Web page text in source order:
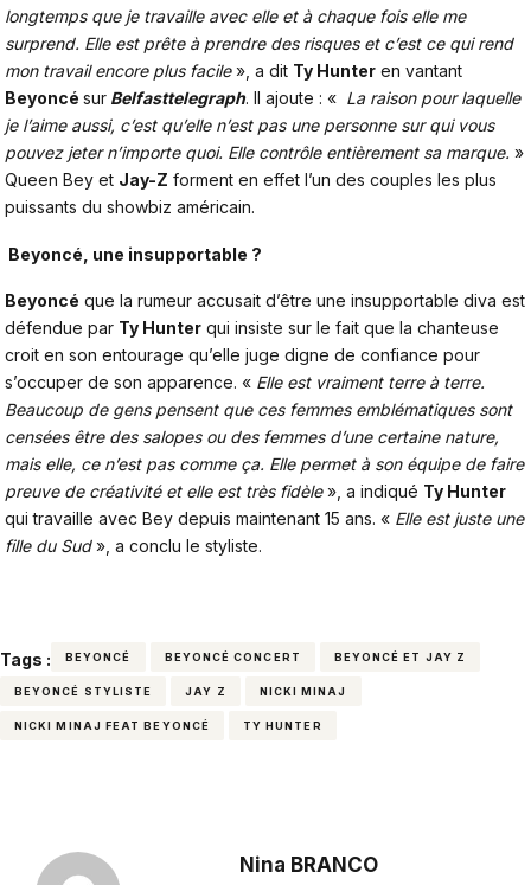
longtemps que je travaille avec elle et à chaque fois elle me
surprend. Elle est prête à prendre des risques et c’est ce qui rend
mon travail encore plus facile», a dit Ty Hunter en vantant
Beyoncé sur Belfasttelegraph. Il ajoute : « La raison pour laquelle
je l’aime aussi, c’est qu’elle n’est pas une personne sur qui vous
pouvez jeter n’importe quoi. Elle contrôle entièrement sa marque. »
Queen Bey et Jay-Z forment en effet l’un des couples les plus
puissants du showbiz américain.
Beyoncé, une insupportable ?
Beyoncé que la rumeur accusait d’être une insupportable diva est
défendue par Ty Hunter qui insiste sur le fait que la chanteuse
croit en son entourage qu’elle juge digne de confiance pour
s’occuper de son apparence. « Elle est vraiment terre à terre.
Beaucoup de gens pensent que ces femmes emblématiques sont
censées être des salopes ou des femmes d’une certaine nature,
mais elle, ce n’est pas comme ça. Elle permet à son équipe de faire
preuve de créativité et elle est très fidèle», a indiqué Ty Hunter
qui travaille avec Bey depuis maintenant 15 ans. « Elle est juste une
fille du Sud», a conclu le styliste.
Tags : BEYONCÉ BEYONCÉ CONCERT BEYONCÉ ET JAY Z
BEYONCÉ STYLISTE JAY Z NICKI MINAJ
NICKI MINAJ FEAT BEYONCÉ TY HUNTER
Nina BRANCO